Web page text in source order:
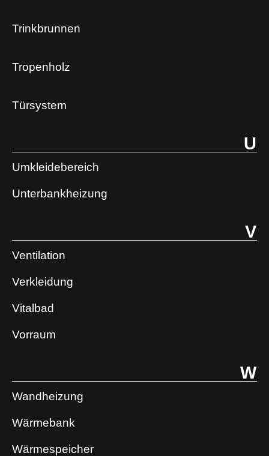
Trinkbrunnen
Tropenholz
Türsystem
U
Umkleidebereich
Unterbankheizung
V
Ventilation
Verkleidung
Vitalbad
Vorraum
W
Wandheizung
Wärmebank
Wärmespeicher